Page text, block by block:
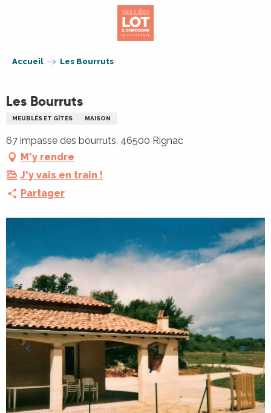
Accueil Les Bourruts
Les Bourruts
MEUBLÉS ET GÎTES MAISON
67 impasse des bourruts, 46500 Rignac
M'y rendre
J'y vais en train !
Partager